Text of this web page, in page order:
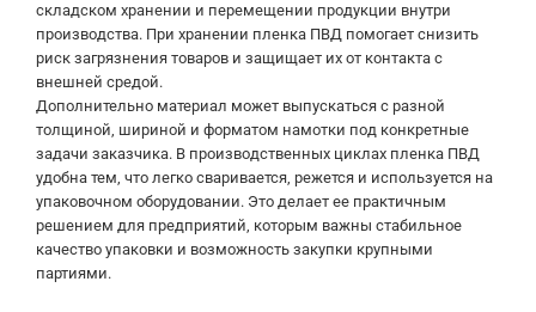
складском хранении и перемещении продукции внутри
производства. При хранении пленка ПВД помогает снизить
риск загрязнения товаров и защищает их от контакта с
внешней средой.
Дополнительно материал может выпускаться с разной
толщиной, шириной и форматом намотки под конкретные
задачи заказчика. В производственных циклах пленка ПВД
удобна тем, что легко сваривается, режется и используется на
упаковочном оборудовании. Это делает ее практичным
решением для предприятий, которым важны стабильное
качество упаковки и возможность закупки крупными
партиями.